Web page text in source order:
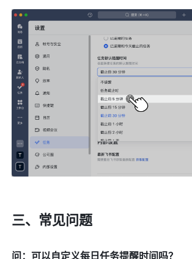
三、常见问题
问：可以自定义每日任务提醒时间吗？